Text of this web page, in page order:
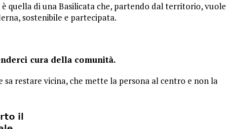
quella di una Basilicata che, partendo dal territorio, vuole
sostenibile e partecipata.
cura della comunità.
sa restare vicina, che mette la persona al centro e non la